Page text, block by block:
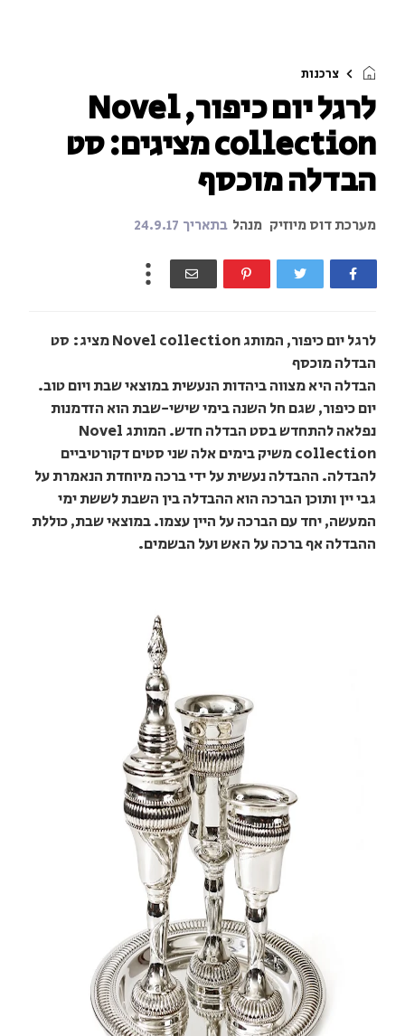
צרכנות
לרגל יום כיפור, Novel
collection מציגים: סט
הבדלה מוכסף
מערכת דוס מיוזיק מנהל בתאריך 24.9.17
לרגל יום כיפור, המותג Novel collection מציג: סט
הבדלה מוכסף
הבדלה היא מצווה ביהדות הנעשית במוצאי שבת ויום טוב.
יום כיפור, שגם חל השנה בימי שישי-שבת הוא הזדמנות
נפלאה להתחדש בסט הבדלה חדש. המותג Novel
collection משיק בימים אלה שני סטים דקורטיביים
להבדלה. ההבדלה נעשית על ידי ברכה מיוחדת הנאמרת על
גבי יין ותוכן הברכה הוא ההבדלה בין השבת לששת ימי
המעשה, יחד עם הברכה על היין עצמו. במוצאי שבת, כוללת
ההבדלה אף ברכה על האש ועל הבשמים.